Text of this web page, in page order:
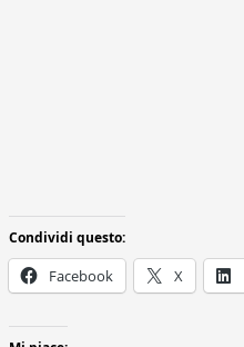
Condividi questo:
Facebook X